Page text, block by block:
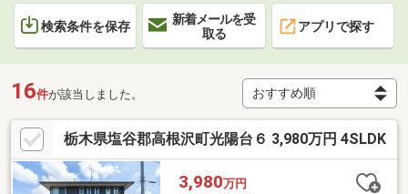
検索条件を保存
新着メールを受
取る
アプリで探す
16件が該当しました。
栃木県塩谷郡高根沢町光陽台６ 3,980万円 4SLDK
3,980万円